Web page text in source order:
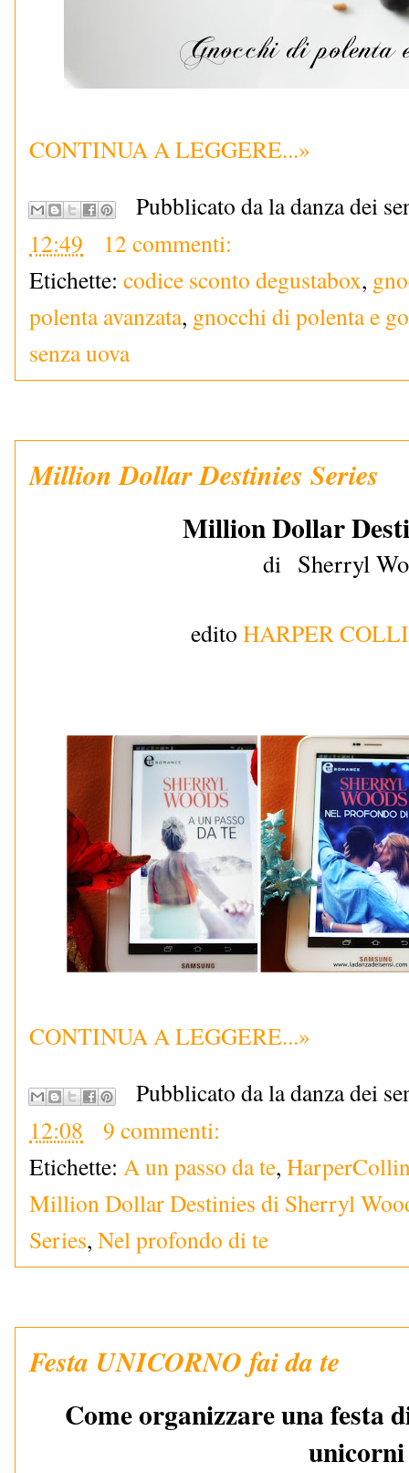
CONTINUA A LEGGERE...»
Pubblicato da la danza dei
12:49
12 commenti:
Etichette: codice sconto degustabox,
polenta avanzata, gnocchi di polenta e
senza uova
Million Dollar Destinies Series
Million Dollar
di Sherryl
edito HARPER
CONTINUA A LEGGERE...»
Pubblicato da la danza dei
12:08
9 commenti:
Etichette: A un passo da te,
Million Dollar Destinies di Sherryl
Series, Nel profondo di te
Festa UNICORNO fai da te
Come organizzare una festa
unicorni